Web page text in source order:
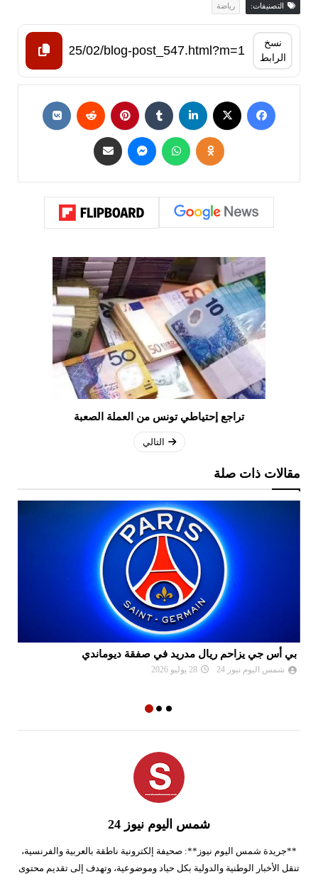
التصنيفات: رياضة
نسخ
الرابط
تراجع إحتياطي تونس من العملة الصعبة
التالي
مقالات ذات صلة
بي أس جي يزاحم ريال مدريد في صفقة ديوماندي
شمس اليوم نيوز 24 28 يوليو 2026
شمس اليوم نيوز 24
**جريدة شمس اليوم نيوز**: صحيفة إلكترونية ناطقة بالعربية والفرنسية،
تنقل الأخبار الوطنية والدولية بكل حياد وموضوعية، وتهدف إلى تقديم محتوى